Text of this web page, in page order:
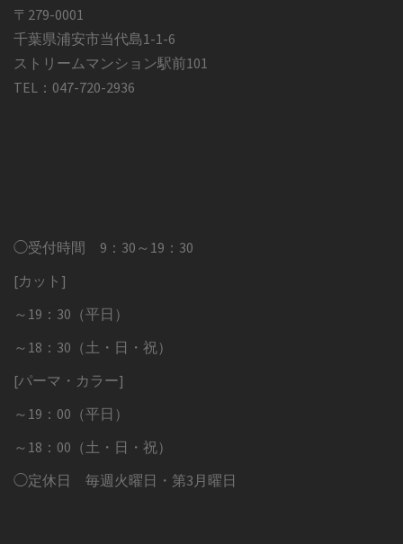
〒279-0001
千葉県浦安市当代島1-1-6
ストリームマンション駅前101
TEL：047-720-2936
◯受付時間 9：30～19：30
[カット]
～19：30（平日）
～18：30（土・日・祝）
[パーマ・カラー]
～19：00（平日）
～18：00（土・日・祝）
◯定休日 毎週火曜日・第3月曜日